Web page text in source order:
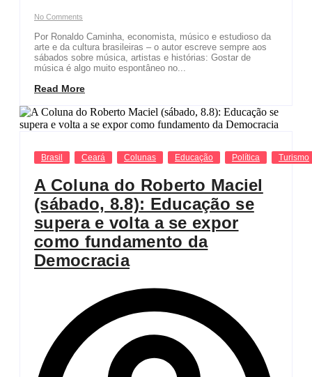
No Comments
Por Ronaldo Caminha, economista, músico e estudioso da
arte e da cultura brasileiras – o autor escreve sempre aos
sábados sobre música, artistas e histórias: Gostar de
música é algo muito espontâneo no...
Read More
Brasil Ceará Colunas Educação Política Turismo
A Coluna do Roberto Maciel
(sábado, 8.8): Educação se
supera e volta a se expor
como fundamento da
Democracia